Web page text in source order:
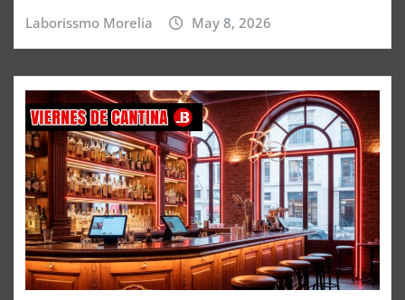
Laborissmo Morelia May 8, 2026